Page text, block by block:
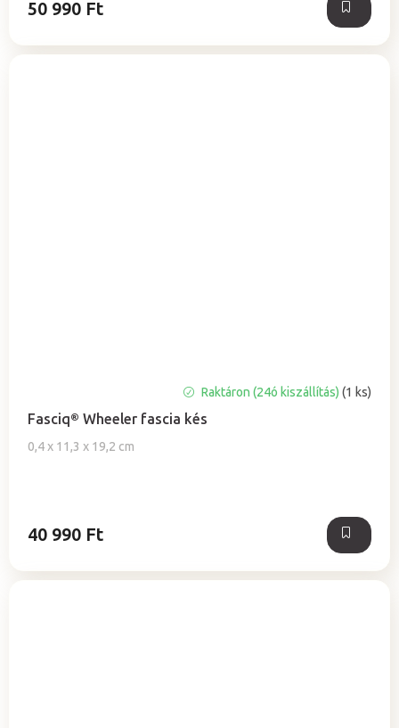
50 990 Ft
Fasciq® Wheeler fascia kés
0,4 x 11,3 x 19,2 cm
Raktáron (24ó kiszállítás) (1 ks)
40 990 Ft